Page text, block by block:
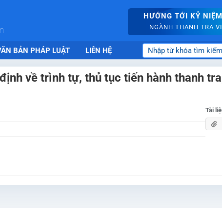
HƯỚNG TỚI KỶ
NGÀNH THANH TRA
BẢN PHÁP LUẬT LIÊN HỆ
về trình tự, thủ tục tiến hành thanh
Tài